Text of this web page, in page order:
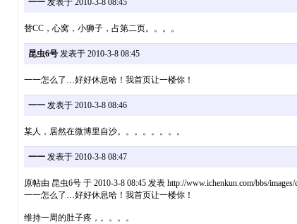
一一发表于 2010-3-8 08:45
替CC，心窝，小狮子，占第二页。。。。
昆虫6号发表于 2010-3-8 08:45
一一怎么了…好好休息哈！我首页让一楼你！
一一发表于 2010-3-8 08:46
某人，居然在微博里自沙。。。。。。。。
一一发表于 2010-3-8 08:47
原帖由 昆虫6号 于 2010-3-8 08:45 发表 http://www.ichenkun.com/bbs/images/
一一怎么了…好好休息哈！我首页让一楼你！
维持一周的肚子疼，。。。。